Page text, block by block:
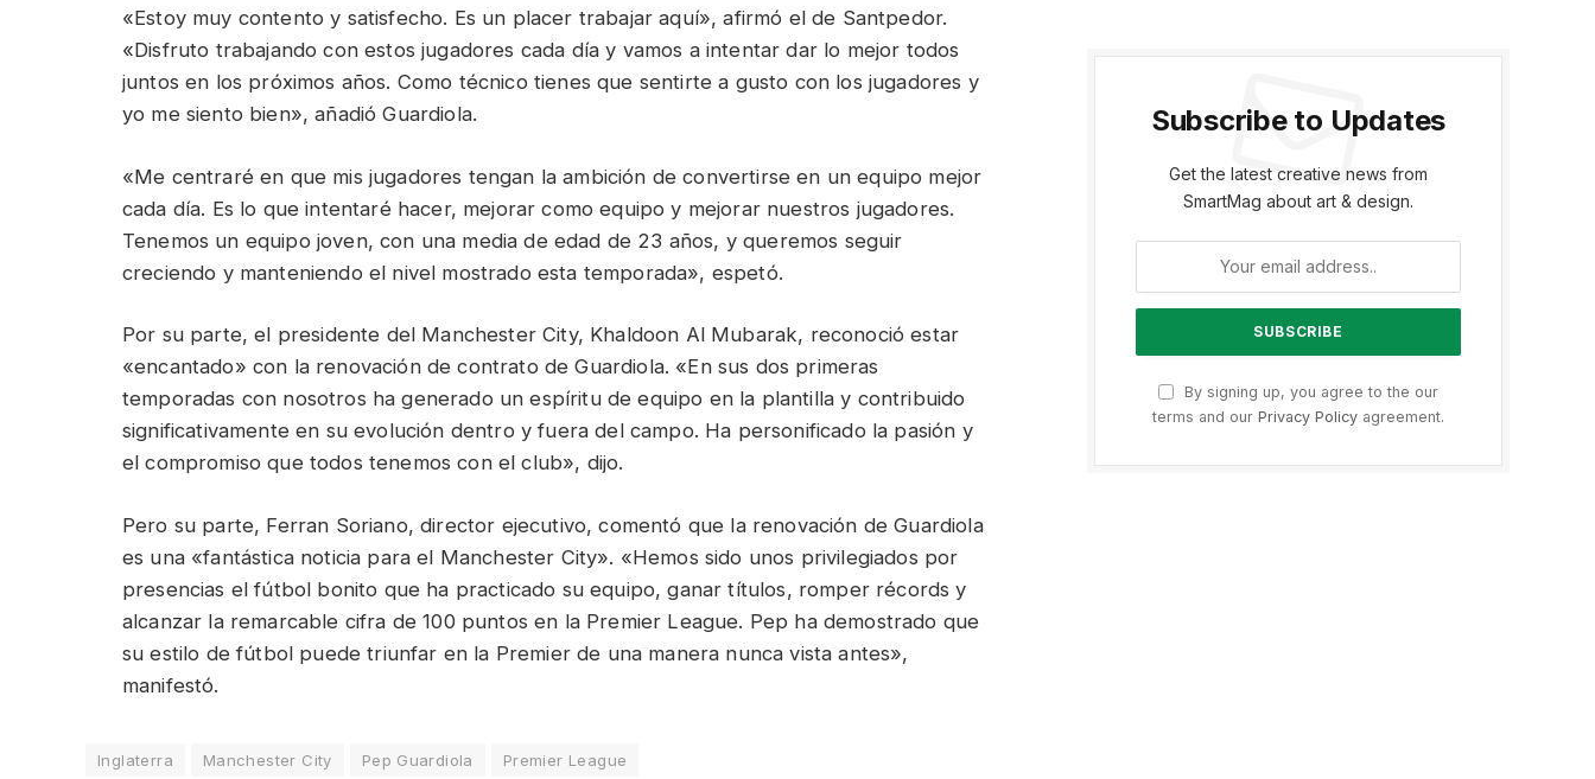
«Estoy muy contento y satisfecho. Es un placer trabajar aquí», afirmó el de Santpedor.
«Disfruto trabajando con estos jugadores cada día y vamos a intentar dar lo mejor todos
juntos en los próximos años. Como técnico tienes que sentirte a gusto con los jugadores y
yo me siento bien», añadió Guardiola.
«Me centraré en que mis jugadores tengan la ambición de convertirse en un equipo mejor
cada día. Es lo que intentaré hacer, mejorar como equipo y mejorar nuestros jugadores.
Tenemos un equipo joven, con una media de edad de 23 años, y queremos seguir
creciendo y manteniendo el nivel mostrado esta temporada», espetó.
Por su parte, el presidente del Manchester City, Khaldoon Al Mubarak, reconoció estar
«encantado» con la renovación de contrato de Guardiola. «En sus dos primeras
temporadas con nosotros ha generado un espíritu de equipo en la plantilla y contribuido
significativamente en su evolución dentro y fuera del campo. Ha personificado la pasión y
el compromiso que todos tenemos con el club», dijo.
Pero su parte, Ferran Soriano, director ejecutivo, comentó que la renovación de Guardiola
es una «fantástica noticia para el Manchester City». «Hemos sido unos privilegiados por
presencias el fútbol bonito que ha practicado su equipo, ganar títulos, romper récords y
alcanzar la remarcable cifra de 100 puntos en la Premier League. Pep ha demostrado que
su estilo de fútbol puede triunfar en la Premier de una manera nunca vista antes»,
manifestó.
Inglaterra Manchester City Pep Guardiola Premier League
Subscribe to Updates
Get the latest creative news from
SmartMag about art & design.
By signing up, you agree to the our
terms and our Privacy Policy agreement.